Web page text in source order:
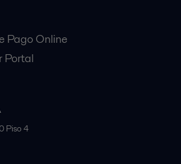
Pago Online
Portal
Piso 4